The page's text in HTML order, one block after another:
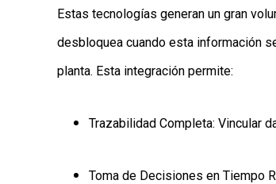
Estas tecnologías generan un gran
desbloquea cuando esta información
planta. Esta integración permite:
Trazabilidad Completa: Vincular
Toma de Decisiones en Tiempo